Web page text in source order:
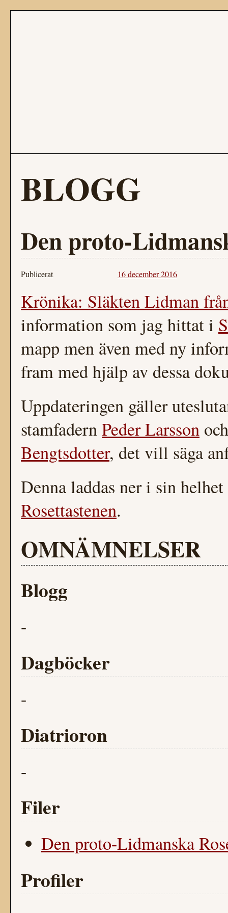
BLOGG
Den proto-
Publicerat 16 december 2016
Krönika: Släkten Lidman
information som jag hittat i
mapp men även med ny
fram med hjälp av dessa
Uppdateringen gäller
stamfadernPeder Larsson
Bengtsdotter, det vill säga
Denna laddas ner i sin
Rosettastenen.
OMNÄMNELSER
Blogg
-
Dagböcker
-
Diatrioron
-
Filer
Den proto-Lidmanska
Profiler